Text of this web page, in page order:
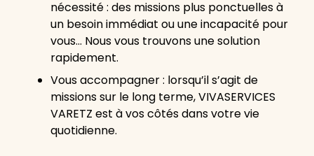
nécessité : des missions plus ponctuelles à
un besoin immédiat ou une incapacité pour
vous… Nous vous trouvons une solution
rapidement.
Vous accompagner : lorsqu’il s’agit de
missions sur le long terme, VIVASERVICES
VARETZ est à vos côtés dans votre vie
quotidienne.